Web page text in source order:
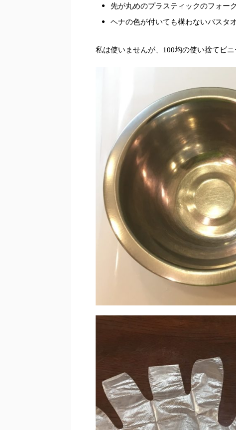
先が丸めのプラスティックのフォー
ヘナの色が付いても構わないバスタ
私は使いませんが、100均の使い捨てビ